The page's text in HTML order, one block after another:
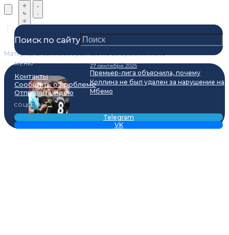
Поиск по сайту
МЕНЮ
Контакты
Сообщить о проблеме
Отправить идею
СОЦСЕТИ
Telegram
VK
Теги
Материалы сайта, собранные по выбранной теме
27 сентября 2025
Премьер-лига объяснила, почему
Коллинз не был удален за нарушение на
Мбемо